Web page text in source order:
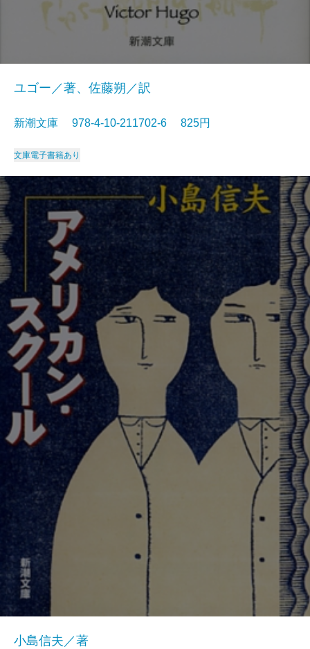
ユゴー／著、佐藤朔／訳
新潮文庫 978-4-10-211702-6 825円
文庫電子書籍あり
小島信夫／著